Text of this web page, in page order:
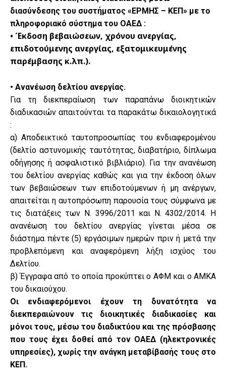
διασύνδεσης του συστήματος «ΕΡΜΗΣ – ΚΕΠ» με το
πληροφοριακό σύστημα του ΟΑΕΔ :
• Έκδοση βεβαιώσεων, χρόνου ανεργίας,
επιδοτούμενης ανεργίας, εξατομικευμένης
παρέμβασης κ.λπ.).
• Ανανέωση δελτίου ανεργίας.
Για τη διεκπεραίωση των παραπάνω διοικητικών
διαδικασιών απαιτούνται τα παρακάτω δικαιολογητικά
:
α) Αποδεικτικό ταυτοπροσωπίας του ενδιαφερομένου
(δελτίο αστυνομικής ταυτότητας, διαβατήριο, δίπλωμα
οδήγησης ή ασφαλιστικό βιβλιάριο). Για την ανανέωση
του δελτίου ανεργίας καθώς και για την έκδοση όλων
των βεβαιώσεων των επιδοτούμενων ή μη ανέργων,
απαιτείται η αυτοπρόσωπη παρουσία τους σύμφωνα με
τις διατάξεις των Ν. 3996/2011 και Ν. 4302/2014. Η
ανανέωση του δελτίου ανεργίας γίνεται μέσα σε
διάστημα πέντε (5) εργάσιμων ημερών πριν ή μετά την
προβλεπόμενη και αναφερόμενη λήξη ισχύος του
Δελτίου.
β) Έγγραφα από το οποία προκύπτει ο ΑΦΜ και ο ΑΜΚΑ
του δικαιούχου.
Οι ενδιαφερόμενοι έχουν τη δυνατότητα να
διεκπεραιώνουν τις διοικητικές διαδικασίες και
μόνοι τους, μέσω του διαδικτύου και της πρόσβασης
που τους έχει δοθεί από τον ΟΑΕΔ (ηλεκτρονικές
υπηρεσίες), χωρίς την ανάγκη μεταβίβασής τους στο
ΚΕΠ.